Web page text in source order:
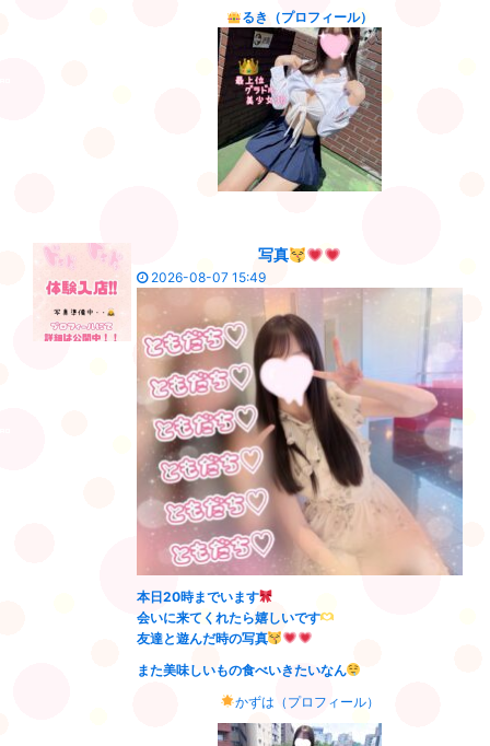
るき（プロフィール）
写真
2026-08-07 15:49
本日20時までいます
会いに来てくれたら嬉しいです
友達と遊んだ時の写真
また美味しいもの食べいきたいなん
かずは（プロフィール）